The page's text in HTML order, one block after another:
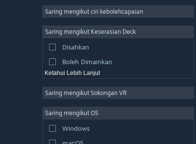
Video Production
Photo Editing
Saring mengikut ciri kebolehcapaian
Saring mengikut Keserasian Deck
Disahkan
Boleh Dimainkan
Ketahui Lebih Lanjut
Saring mengikut Sokongan VR
Saring mengikut OS
Windows